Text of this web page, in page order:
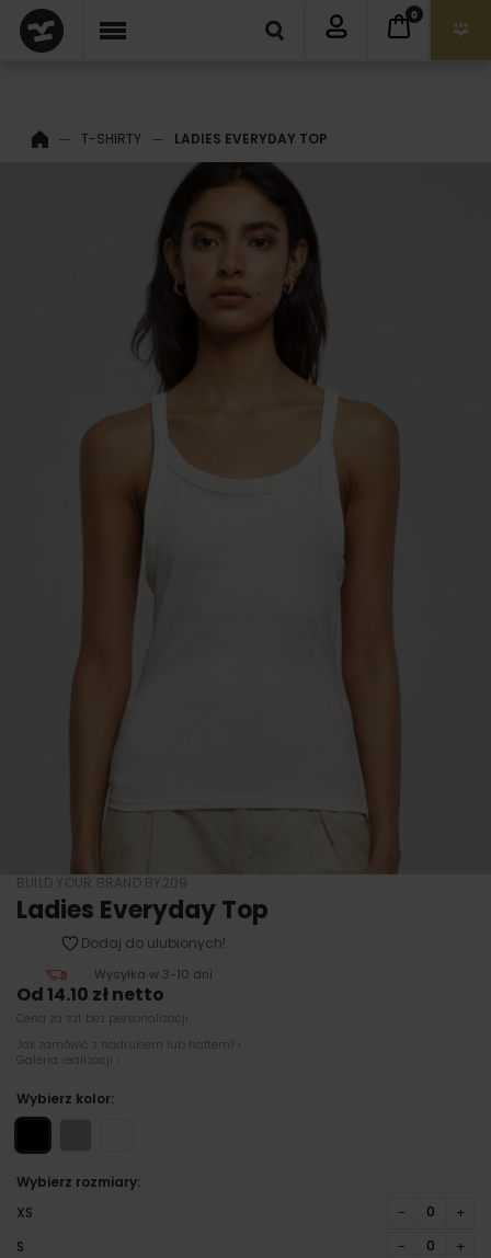
0
T-SHIRTY LADIES EVERYDAY TOP
BUILD YOUR BRAND BY209
Ladies Everyday Top
Dodaj do ulubionych!
Wysyłka w 3-10 dni
Od 14.10 zł netto
Cena za szt bez personalizacji
Jak zamówić z nadrukiem lub haftem? ›
Galeria realizacji ›
Wybierz kolor:
Wybierz rozmiary:
XS
− +
S − +